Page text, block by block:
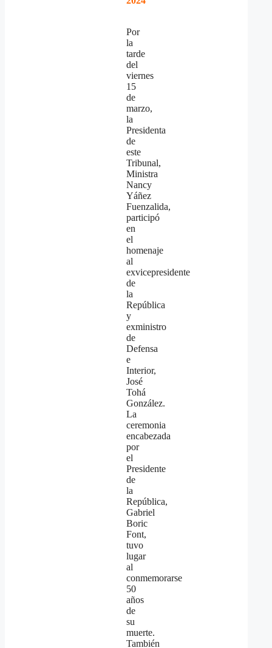
Por
la
tarde
del
viernes
15
de
marzo,
la
Presidenta
de
este
Tribunal,
Ministra
Nancy
Yáñez
Fuenzalida,
participó
en
el
homenaje
al
exvicepresidente
de
la
República
y
exministro
de
Defensa
e
Interior,
José
Tohá
González.
La
ceremonia
encabezada
por
el
Presidente
de
la
República,
Gabriel
Boric
Font,
tuvo
lugar
al
conmemorarse
50
años
de
su
muerte.
También